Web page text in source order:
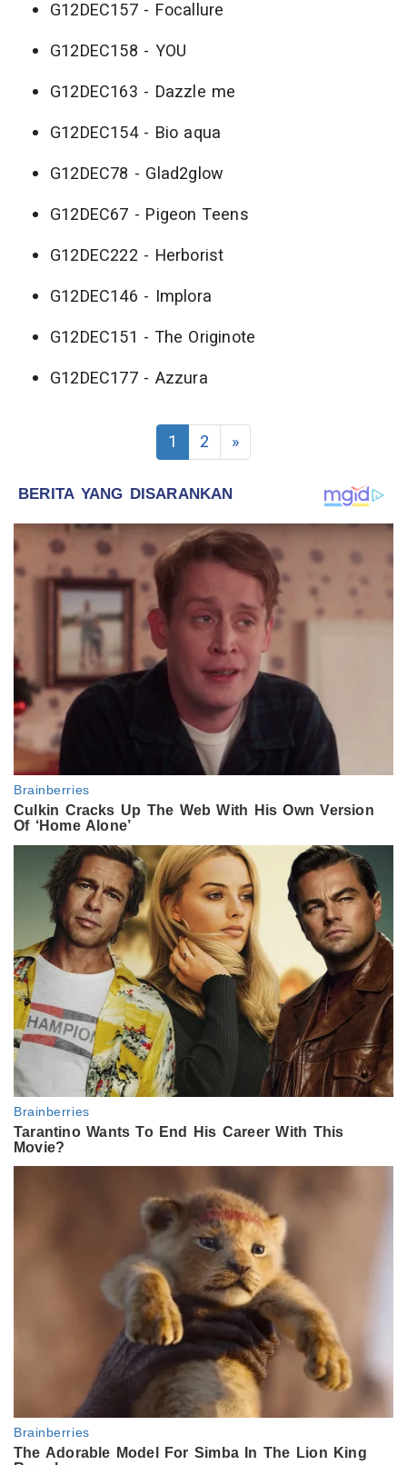
G12DEC157 - Focallure
G12DEC158 - YOU
G12DEC163 - Dazzle me
G12DEC154 - Bio aqua
G12DEC78 - Glad2glow
G12DEC67 - Pigeon Teens
G12DEC222 - Herborist
G12DEC146 - Implora
G12DEC151 - The Originote
G12DEC177 - Azzura
1 2 »